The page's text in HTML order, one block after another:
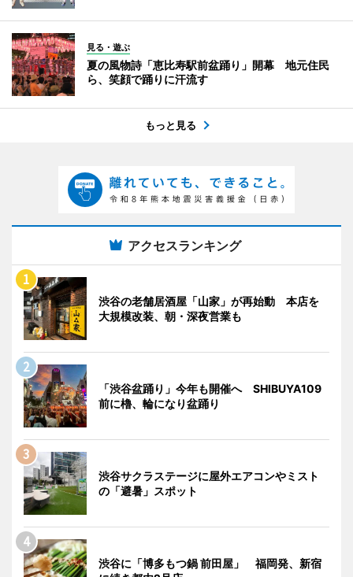
見る・遊ぶ
夏の風物詩「恵比寿駅前盆踊り」開幕 地元住民
ら、笑顔で踊りに汗流す
もっと見る
アクセスランキング
渋谷の老舗居酒屋「山家」が再始動 本店を
大規模改装、朝・深夜営業も
「渋谷盆踊り」今年も開催へ SHIBUYA109
前に櫓、輪になり盆踊り
渋谷サクラステージに屋外エアコンやミスト
の「避暑」スポット
渋谷に「博多もつ鍋 前田屋」 福岡発、新宿